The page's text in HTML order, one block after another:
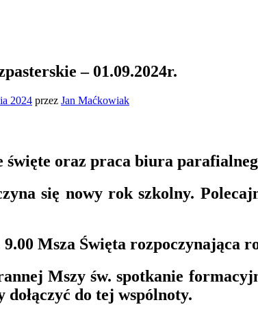
– 01.09.2024r.
2024 przez Jan Maćkowiak
święte oraz praca biura
się nowy rok szkolny.
9.00 Msza Święta rozpoczynająca
Mszy św. spotkanie
do tej wspólnoty.